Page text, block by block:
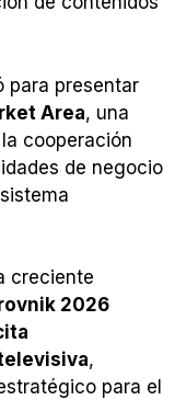
para presentar
Area, una
cooperación
de negocio
creciente
2026
,
para el